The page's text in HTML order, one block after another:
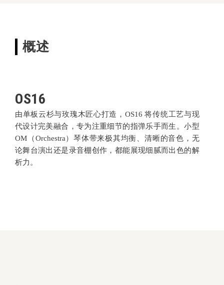
概述
OS16
由单板云杉与玫瑰木匠心打造，OS16 将传统工艺与现
代设计完美融合，专为注重细节的指弹乐手而生。小型
OM（Orchestra）琴体带来极其均衡、清晰的音色，无
论舞台演出还是录音棚创作，都能展现细腻而出色的解
析力。